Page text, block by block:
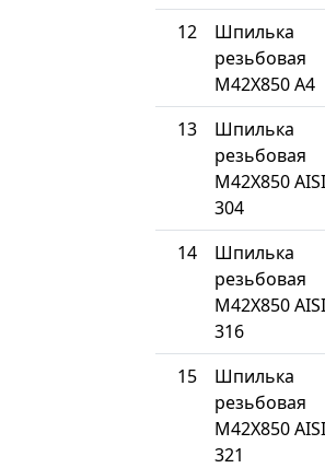
12
Шпилька
резьбовая
М42Х850 A4
13
Шпилька
резьбовая
М42Х850 AISI
304
14
Шпилька
резьбовая
М42Х850 AISI
316
15
Шпилька
резьбовая
М42Х850 AISI
321